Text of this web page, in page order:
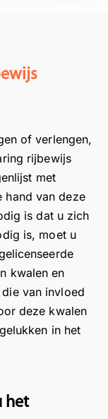
of verlengen,
rijbewijs
met
hand van deze
is dat u zich
is, moet u
kwalen en
van invloed
deze kwalen
in het
het